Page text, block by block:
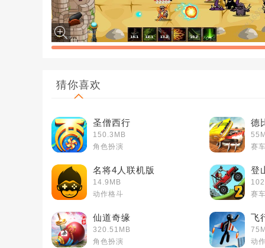
猜你喜欢
圣僧西行
150.3MB
角色扮演
德
赛
名将4人联机版
14.9MB
动作格斗
登
赛
仙道奇缘
320.51MB
角色扮演
飞
动